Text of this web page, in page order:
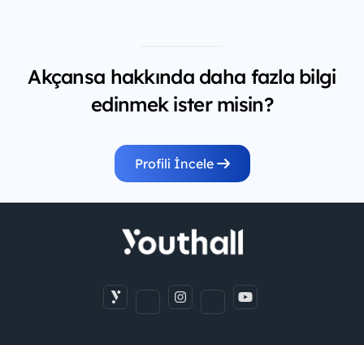
Akçansa hakkında daha fazla bilgi
edinmek ister misin?
Profili İncele